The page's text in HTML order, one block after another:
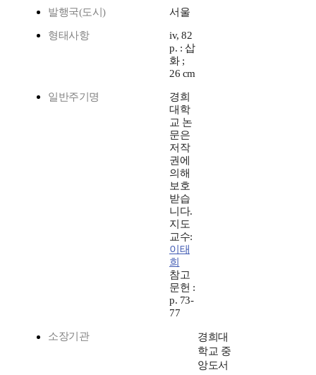
발행국(도시) 서울
형태사항
iv, 82
p. : 삽
화 ;
26 cm
일반주기명
경희
대학
교 논
문은
저작
권에
의해
보호
받습
니다.
지도
교수:
이태
희
참고
문헌 :
p. 73-
77
소장기관
경희대
학교 중
앙도서